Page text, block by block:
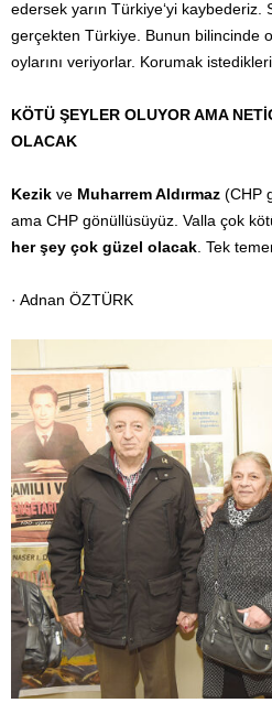
edersek yarın Türkiye‘yi kaybederiz.
gerçekten Türkiye. Bunun bilincinde
oylarını veriyorlar. Korumak
KÖTÜ ŞEYLER OLUYOR AMA
OLACAK
Kezik ve Muharrem Aldırmaz (CHP
ama CHP gönüllüsüyüz. Valla çok
her şey çok güzel olacak . Tek
· Adnan ÖZTÜRK